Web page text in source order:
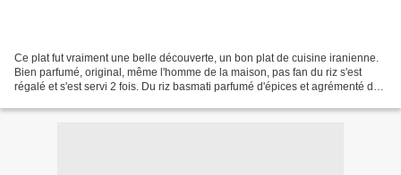
Ce plat fut vraiment une belle découverte, un bon plat de cuisine iranienne.
Bien parfumé, original, même l'homme de la maison, pas fan du riz s'est
régalé et s'est servi 2 fois. Du riz basmati parfumé d'épices et agrémenté de